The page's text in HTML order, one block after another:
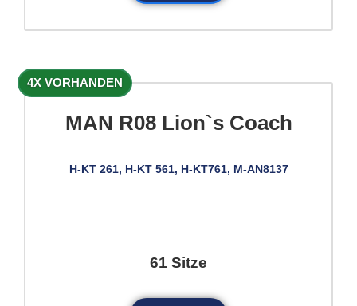
4X VORHANDEN
MAN R08 Lion`s Coach
H-KT 261, H-KT 561, H-KT761, M-AN8137
61 Sitze